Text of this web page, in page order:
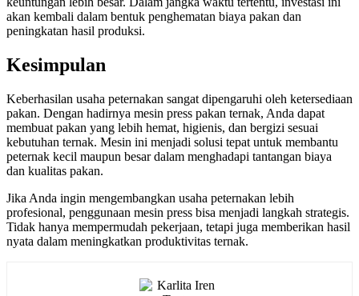
akan kembali dalam bentuk penghematan biaya pakan dan
peningkatan hasil produksi.
Kesimpulan
Keberhasilan usaha peternakan sangat dipengaruhi oleh ketersediaan
pakan. Dengan hadirnya mesin press pakan ternak, Anda dapat
membuat pakan yang lebih hemat, higienis, dan bergizi sesuai
kebutuhan ternak. Mesin ini menjadi solusi tepat untuk membantu
peternak kecil maupun besar dalam menghadapi tantangan biaya
dan kualitas pakan.
Jika Anda ingin mengembangkan usaha peternakan lebih
profesional, penggunaan mesin press bisa menjadi langkah strategis.
Tidak hanya mempermudah pekerjaan, tetapi juga memberikan hasil
nyata dalam meningkatkan produktivitas ternak.